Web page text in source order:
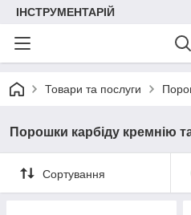
ІНСТРУМЕНТАРІЙ
Товари та послуги
Порошки карбіду кремнію
Сортування